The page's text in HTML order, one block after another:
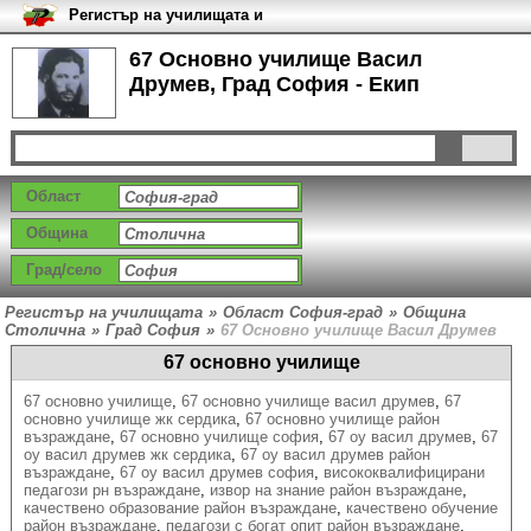
67 Основно училище Васил
Друмев, Град София - Екип
Регистър на училищата и
университетите в България
Област
Община
Град/село
Регистър на училищата » Област София-град » Община
Столична » Град София » 67 Основно училище Васил Друмев
67 основно училище
67 основно училище, 67 основно училище васил друмев, 67
основно училище жк сердика, 67 основно училище район
възраждане, 67 основно училище софия, 67 оу васил друмев, 67
оу васил друмев жк сердика, 67 оу васил друмев район
възраждане, 67 оу васил друмев софия, висококвалифицирани
педагози рн възраждане, извор на знание район възраждане,
качествено образование район възраждане, качествено обучение
район възраждане, педагози с богат опит район възраждане,